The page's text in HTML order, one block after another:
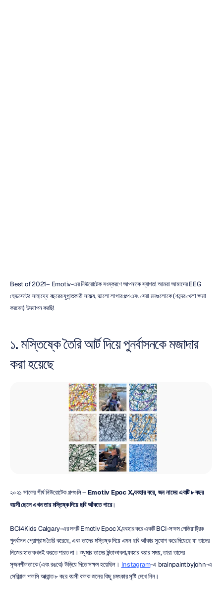
Best of 2021– Emotiv-এর নিউরোটেক সংস্করণে আপনাকে স্বাগত! আমরা আমাদের EEG
হেডসেটের সাহায্যে বছরের যুগান্তকারী সাফল্য, ভালো লাগার গল্প এবং সেরা মনগুলোকে (শব্দের খেলা ক্ষমা
করবেন) উদযাপন করছি!
১. মস্তিষ্কে তৈরি আর্ট দিয়ে পুনর্বাসনকে মজাদার
করা হয়েছে
২০২১ সালের শীর্ষ নিউরোটেক গল্পগুলি – Emotiv Epoc X ব্যবহার করে, জন নামের একটি ৮ বছর
বয়সী ছেলে এখন তার মস্তিষ্ক দিয়ে ছবি আঁকতে পারে।
BCI4Kids Calgary-এর দলটি Emotiv Epoc X ব্যবহার করে একটি BCI-সক্ষম পেডিয়াট্রিক
পুনর্বাসন প্রোগ্রাম তৈরি করেছে, এবং তাদের মস্তিষ্ক দিয়ে এমন ছবি আঁকার সুযোগ করে দিয়েছে যা তাদের
নিজের হাত কখনই করতে পারত না। শুধুমাত্র তাদের চিন্তাভাবনা ব্যবহার করার সময়, তারা তাদের
সৃজনশীলতাকে (এবং রঙকে) উড়িয়ে দিতে সক্ষম হয়েছিল। Instagram-এ brainpaintbyjohn-এ
সেরিব্রাল পালসি আক্রান্ত ৮ বছর বয়সী বালক জনের কিছু চমৎকার সৃষ্টি দেখে নিন।